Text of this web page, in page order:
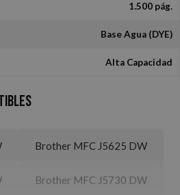
1.500 pág.
Base Agua (DYE)
Alta Capacidad
Brother MFC J5625 DW
Brother MFC J5730 DW